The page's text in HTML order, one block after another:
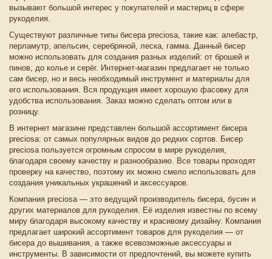
вызывают большой интерес у покупателей и мастериц в сфере
рукоделия.
Существуют различные типы бисера preciosa, такие как: алебастр,
перламутр, апельсин, серебряной, леска, гамма. Данный бисер
можно использовать для создания разных изделий: от брошей и
пинов, до колье и серёг. Интернет-магазин предлагает не только
сам бисер, но и весь необходимый инструмент и материалы для
его использования. Вся продукция имеет хорошую фасовку для
удобства использования. Заказ можно сделать оптом или в
розницу.
В интернет магазине представлен большой ассортимент бисера
preciosa: от самых популярных видов до редких сортов. Бисер
preciosa пользуется огромным спросом в мире рукоделия,
благодаря своему качеству и разнообразию. Все товары проходят
проверку на качество, поэтому их можно смело использовать для
создания уникальных украшений и аксессуаров.
Компания preciosa — это ведущий производитель бисера, бусин и
других материалов для рукоделия. Её изделия известны по всему
миру благодаря высокому качеству и красивому дизайну. Компания
предлагает широкий ассортимент товаров для рукоделия — от
бисера до вышивания, а также всевозможные аксессуары и
инструменты. В зависимости от предпочтений, вы можете купить